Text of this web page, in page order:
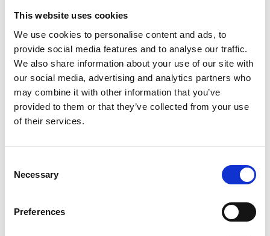
This website uses cookies
We use cookies to personalise content and ads, to
provide social media features and to analyse our traffic.
We also share information about your use of our site with
our social media, advertising and analytics partners who
may combine it with other information that you’ve
provided to them or that they’ve collected from your use
of their services.
Selection
Necessary
Preferences
Per chi invece fosse impossibilitato a venire,
possibile chiedere il rimborso del biglietto
presso la nostra biglietteriaentro e non oltre
mercoledì 11 marzo 2026.
Per info:
biglietteriateatrodelpopolo@gmail.com
0571633482
CONSULTA TUTTE LE NEWS